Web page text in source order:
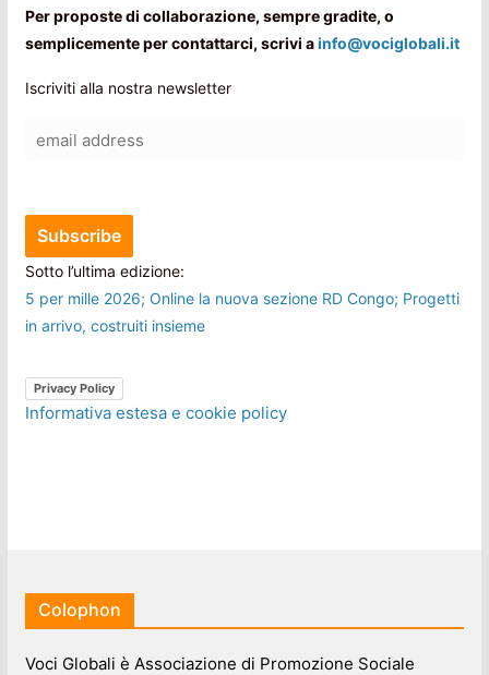
Per proposte di collaborazione, sempre gradite, o
semplicemente per contattarci, scrivi ainfo@vociglobali.it
Iscriviti alla nostra newsletter
Sotto l’ultima edizione:
5 per mille 2026; Online la nuova sezione RD Congo; Progetti
in arrivo, costruiti insieme
Privacy Policy
Informativa estesa e cookie policy
Colophon
Voci Globali è Associazione di Promozione Sociale